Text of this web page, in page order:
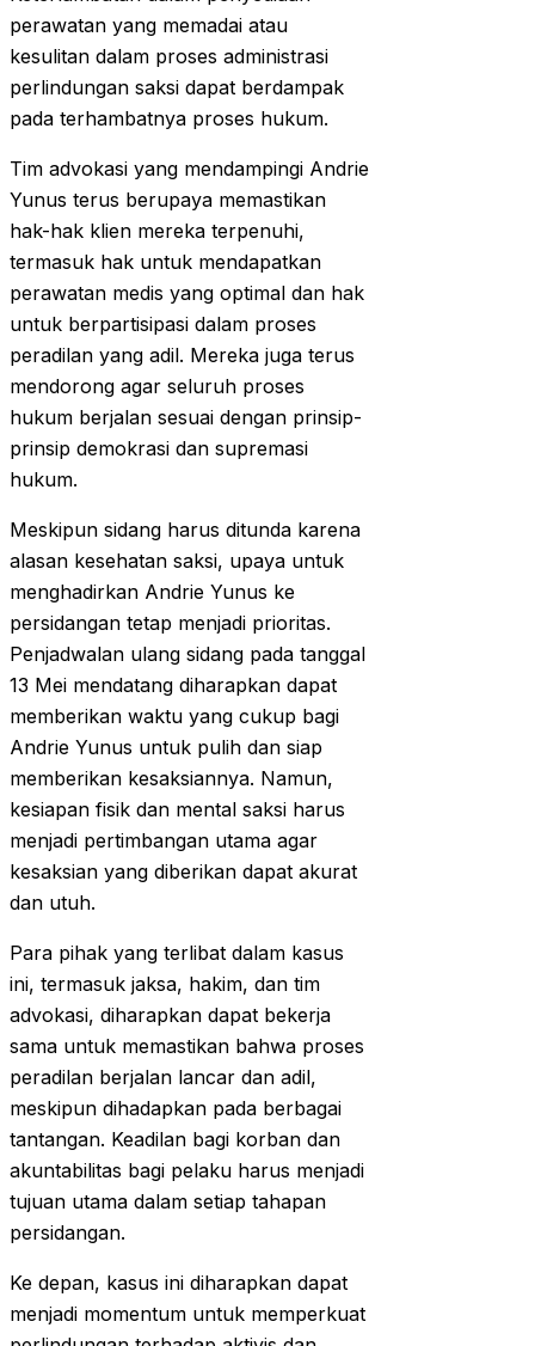
perawatan yang memadai atau
kesulitan dalam proses administrasi
perlindungan saksi dapat berdampak
pada terhambatnya proses hukum.
Tim advokasi yang mendampingi Andrie
Yunus terus berupaya memastikan
hak-hak klien mereka terpenuhi,
termasuk hak untuk mendapatkan
perawatan medis yang optimal dan hak
untuk berpartisipasi dalam proses
peradilan yang adil. Mereka juga terus
mendorong agar seluruh proses
hukum berjalan sesuai dengan prinsip-
prinsip demokrasi dan supremasi
hukum.
Meskipun sidang harus ditunda karena
alasan kesehatan saksi, upaya untuk
menghadirkan Andrie Yunus ke
persidangan tetap menjadi prioritas.
Penjadwalan ulang sidang pada tanggal
13 Mei mendatang diharapkan dapat
memberikan waktu yang cukup bagi
Andrie Yunus untuk pulih dan siap
memberikan kesaksiannya. Namun,
kesiapan fisik dan mental saksi harus
menjadi pertimbangan utama agar
kesaksian yang diberikan dapat akurat
dan utuh.
Para pihak yang terlibat dalam kasus
ini, termasuk jaksa, hakim, dan tim
advokasi, diharapkan dapat bekerja
sama untuk memastikan bahwa proses
peradilan berjalan lancar dan adil,
meskipun dihadapkan pada berbagai
tantangan. Keadilan bagi korban dan
akuntabilitas bagi pelaku harus menjadi
tujuan utama dalam setiap tahapan
persidangan.
Ke depan, kasus ini diharapkan dapat
menjadi momentum untuk memperkuat